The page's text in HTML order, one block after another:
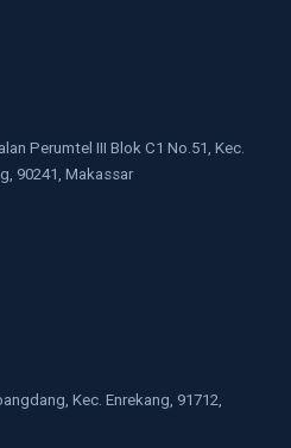
Perumtel III Blok C1 No.51, Kec.
90241, Makassar
Kec. Enrekang, 91712,